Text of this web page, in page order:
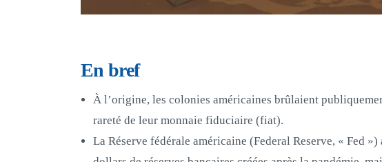
En bref
À l’origine, les colonies américaines brûlaient
rareté de leur monnaie fiduciaire (fiat).
La Réserve fédérale américaine (Federal Reserve, « Fed